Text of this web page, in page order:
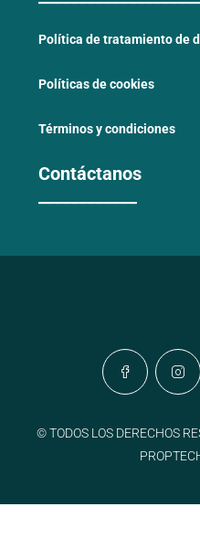
Política de tratamiento de
Políticas de cookies
Términos y condiciones
Contáctanos
© TODOS LOS DERECHOS